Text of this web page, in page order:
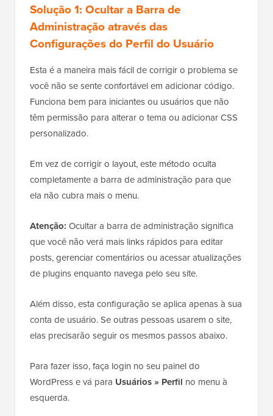
Solução 1: Ocultar a Barra de
Administração através das
Configurações do Perfil do Usuário
Esta é a maneira mais fácil de corrigir o problema se
você não se sente confortável em adicionar código.
Funciona bem para iniciantes ou usuários que não
têm permissão para alterar o tema ou adicionar CSS
personalizado.
Em vez de corrigir o layout, este método oculta
completamente a barra de administração para que
ela não cubra mais o menu.
Atenção: Ocultar a barra de administração significa
que você não verá mais links rápidos para editar
posts, gerenciar comentários ou acessar atualizações
de plugins enquanto navega pelo seu site.
Além disso, esta configuração se aplica apenas à sua
conta de usuário. Se outras pessoas usarem o site,
elas precisarão seguir os mesmos passos abaixo.
Para fazer isso, faça login no seu painel do
WordPress e vá para Usuários » Perfil no menu à
esquerda.